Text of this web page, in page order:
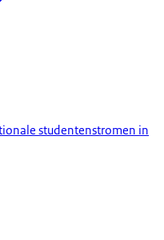
studentenstromen in